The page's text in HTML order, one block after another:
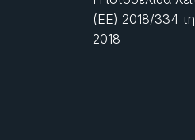
(ΕΕ) 2018/334
2018